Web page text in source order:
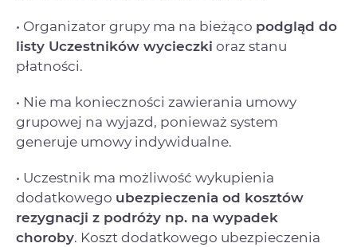
• Organizator grupy ma na bieżąco podgląd do
listy Uczestników wycieczki oraz stanu
płatności.
• Nie ma konieczności zawierania umowy
grupowej na wyjazd, ponieważ system
generuje umowy indywidualne.
• Uczestnik ma możliwość wykupienia
dodatkowego ubezpieczenia od kosztów
rezygnacji z podróży np. na wypadek
choroby. Koszt dodatkowego ubezpieczenia